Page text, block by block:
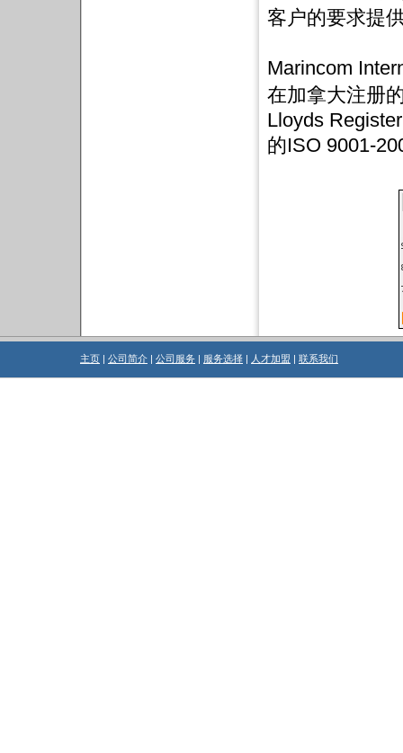
客户的要求提
Marincom
在加拿大注册
Lloyds
的ISO 9001-
主页 | 公司简介 | 公司服务 | 服务选择 | 人才加盟 | 联系我们